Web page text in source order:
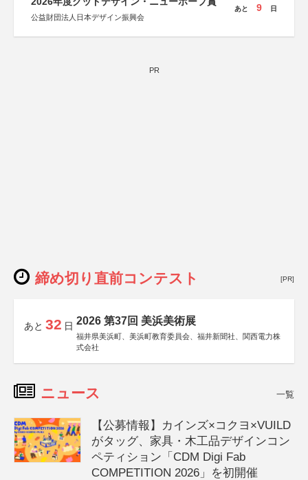
公益財団法人日本デザイン振興会
あと 9 日
PR
締め切り直前コンテスト [PR]
あと 32 日 2026 第37回 美浜美術展
福井県美浜町、美浜町教育委員会、福井新聞社、関西電力株
式会社
ニュース 一覧
【公募情報】カインズ×コクヨ×VUILD
がタッグ、家具・木工品デザインコン
ペティション「CDM Digi Fab
COMPETITION 2026」を初開催